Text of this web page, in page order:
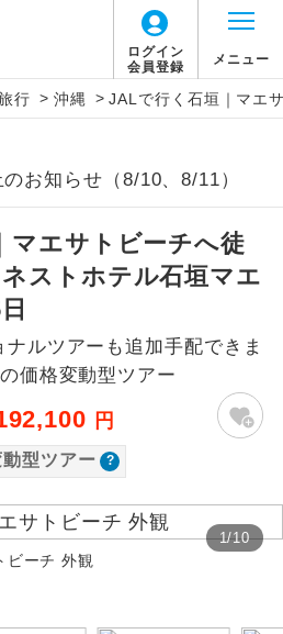
ログイン
会員登録
メニュー
行 > 沖縄 > JALで行く石垣｜マエ
お知らせ（8/10、8/11）
マエサトビーチへ徒
ストホテル石垣マエ
ルツアーも追加手配できま
価格変動型ツアー
円
型ツアー
1/10
ビーチ 外観
説明
出発空港（駅）から復路到着空港
）まで同行します。
到着空港（駅）から最終日出発空港
）まで添乗員が同行します。
ガイドが乗務し、車内での観光案内
ります。
スコに登録されている文化遺産や自
産を訪ねるコースです。
スポットに立ち寄るコースです。
に関するご案内
は
アーです。
ご利用便の空席状況に
たします。
らかじめご了承いただき
ます。
ットカード決済のみとな
クレジットカード決済を